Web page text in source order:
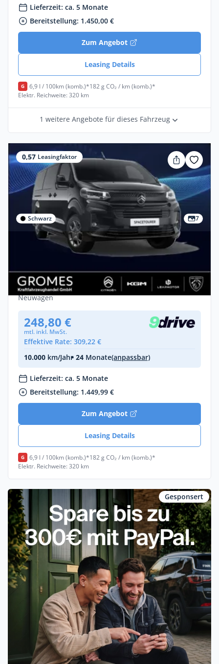
Lieferzeit: ca. 5 Monate
Bereitstellung: 1.450,00 €
Zum Angebot
Leasing Details
G 6,9 l / 100km (komb.)*182 g CO₂ / km (komb.)*
Elektr. Reichweite: 320 km
1 weitere Angebote für dieses Fahrzeug
0,57 Leasingfaktor
Schwarz 7
Citroën SpaceTourer Citroën SpaceTourer
PLUS XL
Diesel •Automatik •
179 PS (132 kW)
Neuwagen
248,80 €
mtl. inkl. MwSt.
Effektive Rate: 309,22 €
10.000 km/Jahr• 24 Monate(anpassbar)
Lieferzeit: ca. 5 Monate
Bereitstellung: 1.449,99 €
Zum Angebot
Leasing Details
G 6,9 l / 100km (komb.)*182 g CO₂ / km (komb.)*
Elektr. Reichweite: 320 km
Gesponsert